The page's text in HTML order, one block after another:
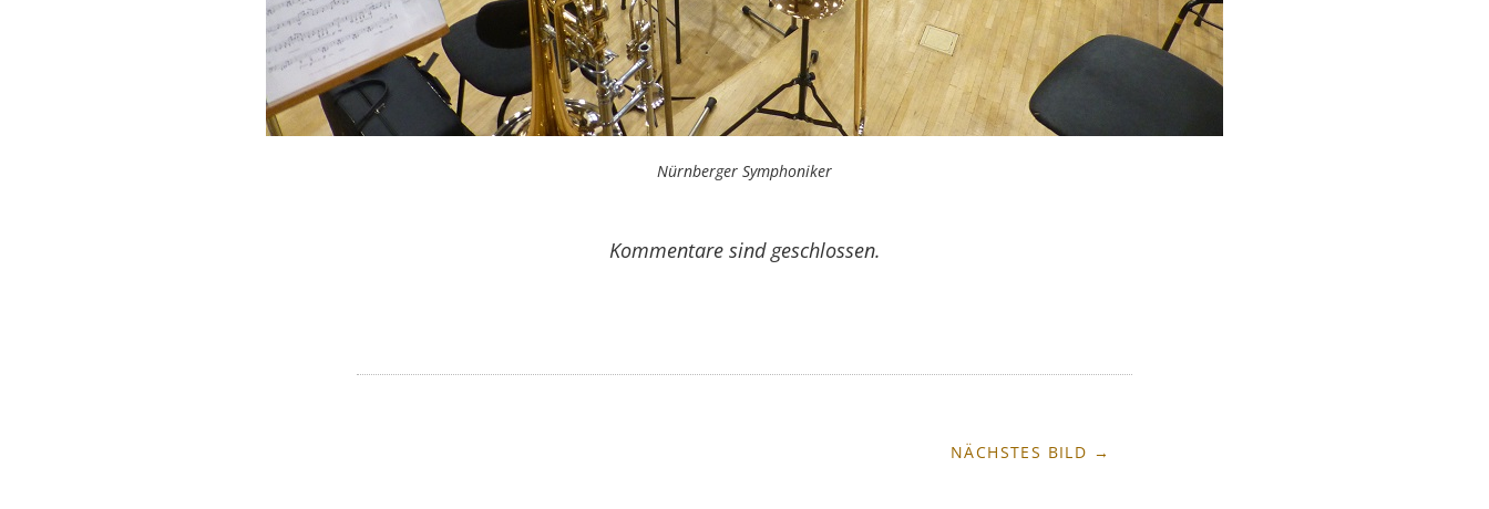
Nürnberger Symphoniker
Kommentare sind geschlossen.
NÄCHSTES BILD →